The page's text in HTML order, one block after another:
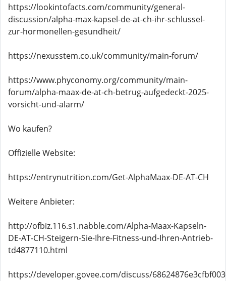
https://lookintofacts.com/community/general-
discussion/alpha-max-kapsel-de-at-ch-ihr-schlussel-
zur-hormonellen-gesundheit/
https://nexusstem.co.uk/community/main-forum/
https://www.phyconomy.org/community/main-
forum/alpha-maax-de-at-ch-betrug-aufgedeckt-2025-
vorsicht-und-alarm/
Wo kaufen?
Offizielle Website:
https://entrynutrition.com/Get-AlphaMaax-DE-AT-CH
Weitere Anbieter:
http://ofbiz.116.s1.nabble.com/Alpha-Maax-Kapseln-
DE-AT-CH-Steigern-Sie-Ihre-Fitness-und-Ihren-Antrieb-
td4877110.html
https://developer.govee.com/discuss/